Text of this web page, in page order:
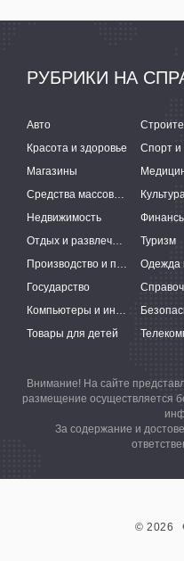
РУБРИКИ НА
Авто
Красота и здоровье
Спорт и
Магазины
Средства массовой информации
Недвижимость
Отдых и развлечения
Туризм
Производство и поставки
Одежда
Государство
Компьютеры и интернет
Товары для детей
Внимание! На сайте
размещение осуществляется
За содержание и
© 2026